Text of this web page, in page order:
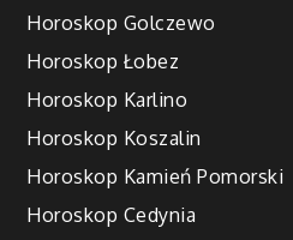
Horoskop Golczewo
Horoskop Łobez
Horoskop Karlino
Horoskop Koszalin
Horoskop Kamień Pomorski
Horoskop Cedynia